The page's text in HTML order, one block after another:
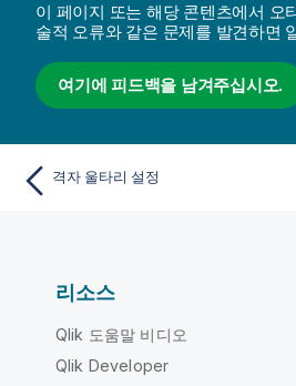
이 페이지 또는 해당 콘텐츠에서 오
술적 오류와 같은 문제를 발견하면
여기에 피드백을 남겨주십시오.
격자 울타리 설정
리소스
Qlik 도움말 비디오
Qlik Developer